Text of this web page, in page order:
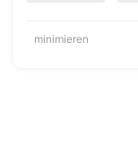
minimieren